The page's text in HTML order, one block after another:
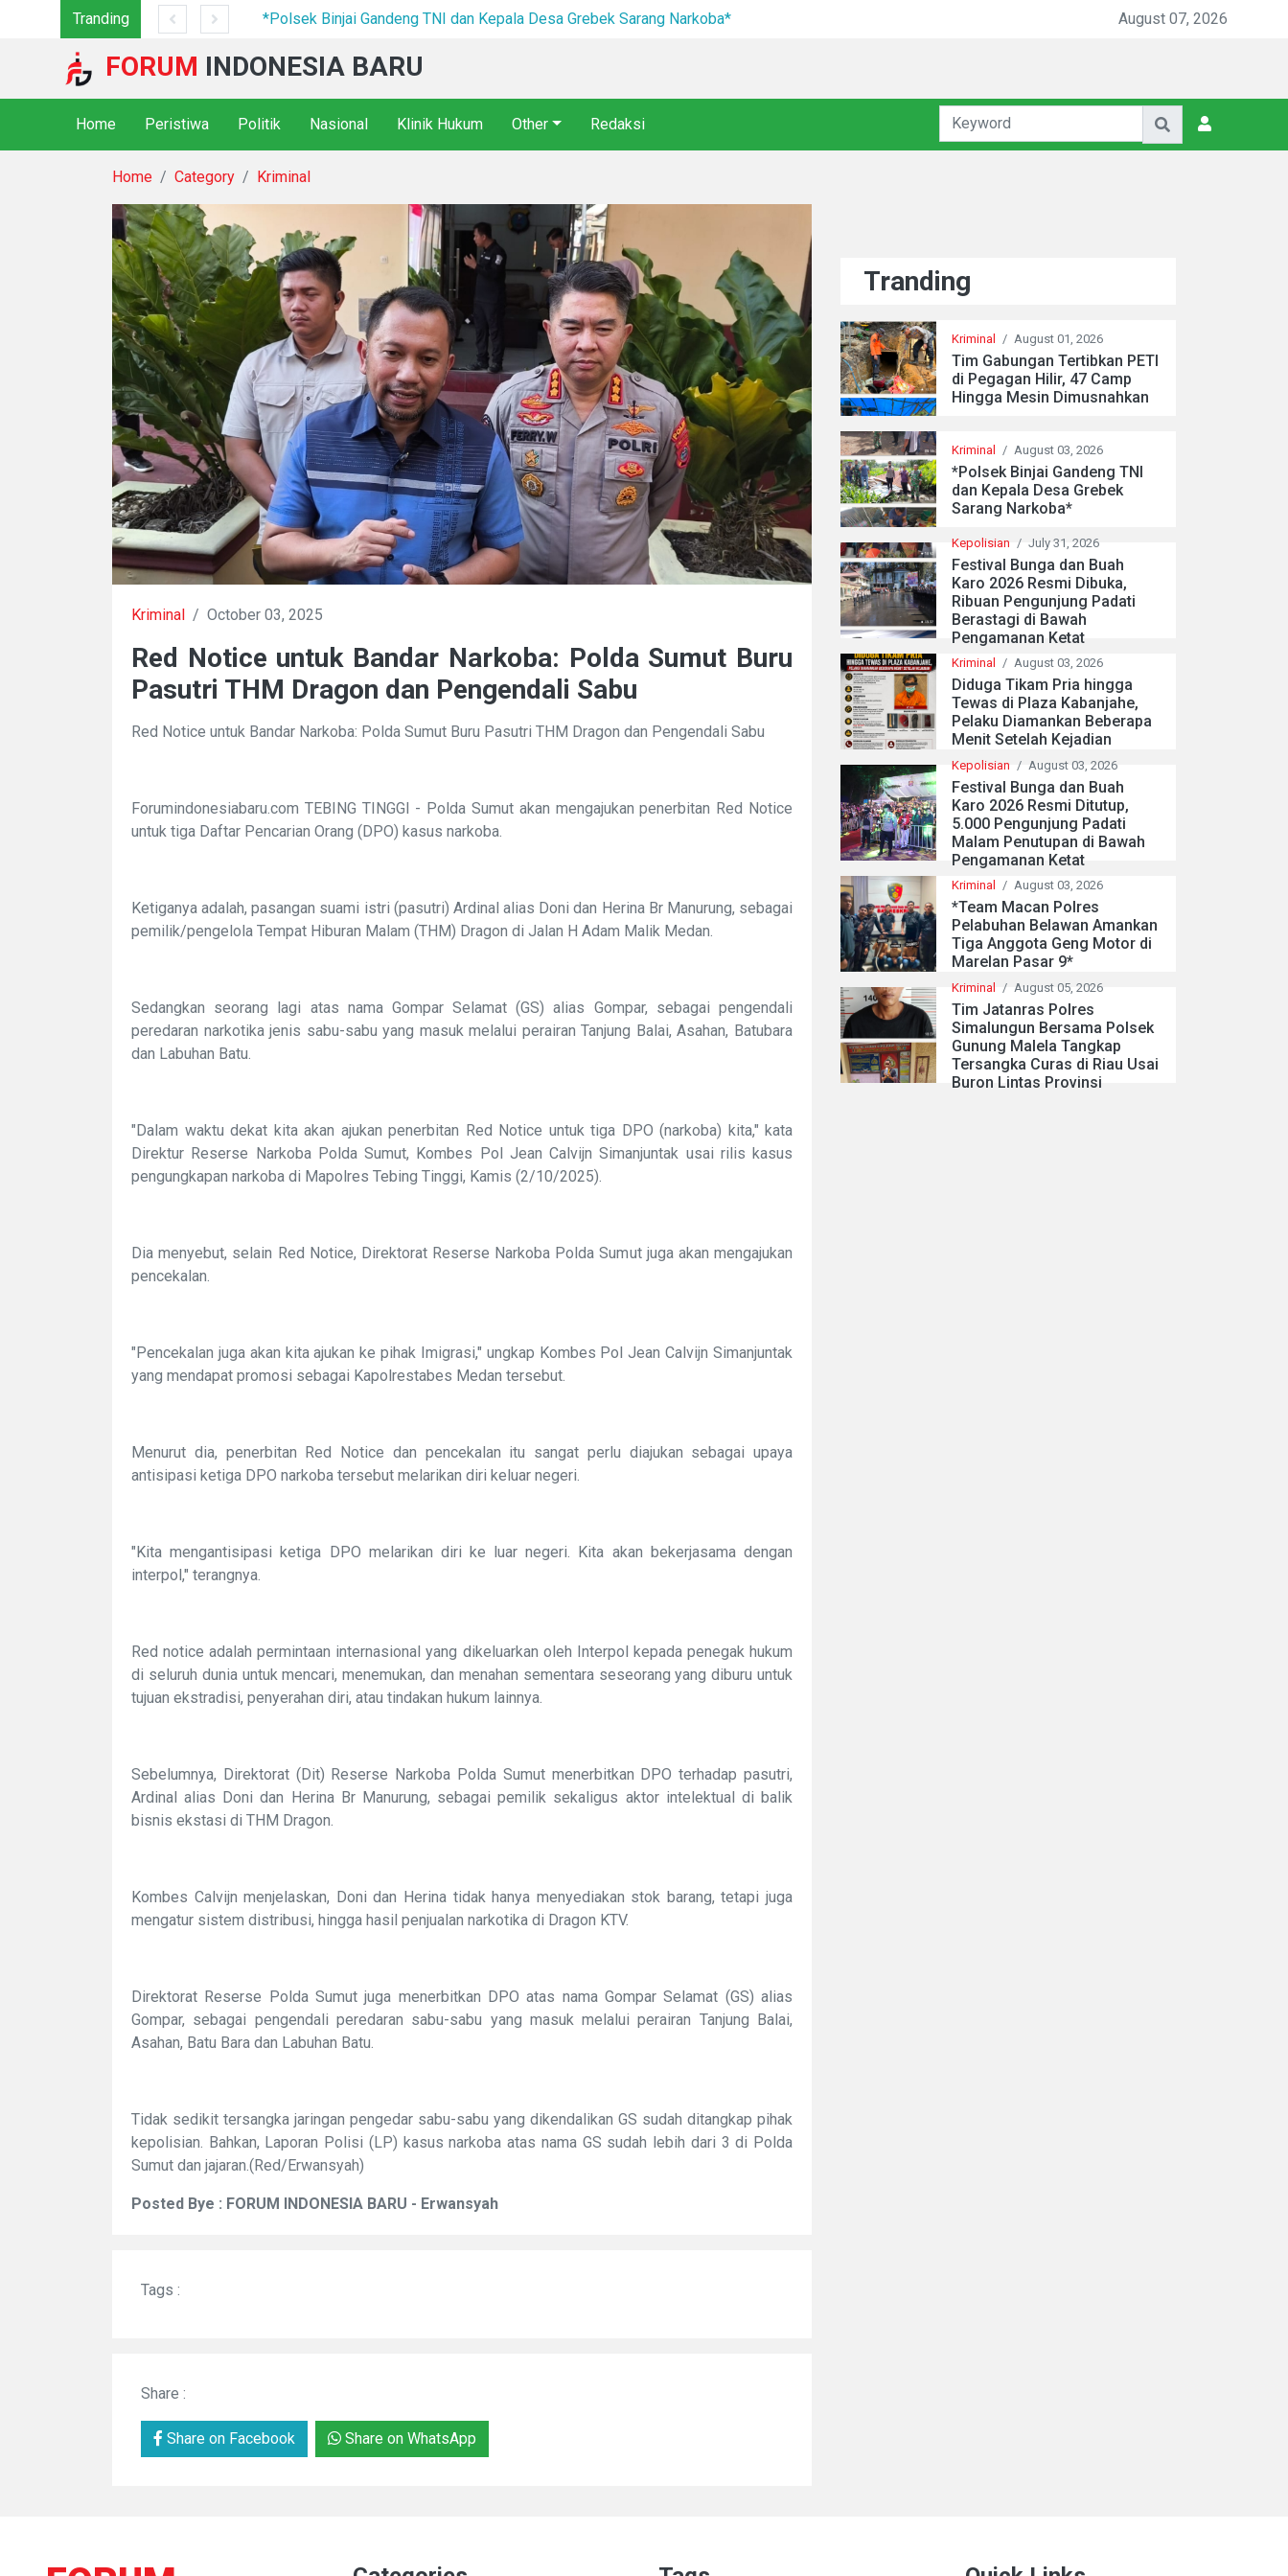
Tranding
Hingga Mesin Dimusnahkan *Polsek Binjai Gandeng TNI dan Kepala Desa Grebek Sarang Narkoba* August 07, 2026
FORUM INDONESIA BARU
Home Peristiwa Politik Nasional Klinik Hukum Other Redaksi
Home Category Kriminal
Kriminal / October 03, 2025
Red Notice untuk Bandar Narkoba: Polda Sumut Buru
Pasutri THM Dragon dan Pengendali Sabu
Red Notice untuk Bandar Narkoba: Polda Sumut Buru Pasutri THM Dragon dan Pengendali Sabu
Forumindonesiabaru.com TEBING TINGGI - Polda Sumut akan mengajukan penerbitan Red Notice
untuk tiga Daftar Pencarian Orang (DPO) kasus narkoba.
Ketiganya adalah, pasangan suami istri (pasutri) Ardinal alias Doni dan Herina Br Manurung, sebagai
pemilik/pengelola Tempat Hiburan Malam (THM) Dragon di Jalan H Adam Malik Medan.
Sedangkan seorang lagi atas nama Gompar Selamat (GS) alias Gompar, sebagai pengendali
peredaran narkotika jenis sabu-sabu yang masuk melalui perairan Tanjung Balai, Asahan, Batubara
dan Labuhan Batu.
"Dalam waktu dekat kita akan ajukan penerbitan Red Notice untuk tiga DPO (narkoba) kita," kata
Direktur Reserse Narkoba Polda Sumut, Kombes Pol Jean Calvijn Simanjuntak usai rilis kasus
pengungkapan narkoba di Mapolres Tebing Tinggi, Kamis (2/10/2025).
Dia menyebut, selain Red Notice, Direktorat Reserse Narkoba Polda Sumut juga akan mengajukan
pencekalan.
"Pencekalan juga akan kita ajukan ke pihak Imigrasi," ungkap Kombes Pol Jean Calvijn Simanjuntak
yang mendapat promosi sebagai Kapolrestabes Medan tersebut.
Menurut dia, penerbitan Red Notice dan pencekalan itu sangat perlu diajukan sebagai upaya
antisipasi ketiga DPO narkoba tersebut melarikan diri keluar negeri.
"Kita mengantisipasi ketiga DPO melarikan diri ke luar negeri. Kita akan bekerjasama dengan
interpol," terangnya.
Red notice adalah permintaan internasional yang dikeluarkan oleh Interpol kepada penegak hukum
di seluruh dunia untuk mencari, menemukan, dan menahan sementara seseorang yang diburu untuk
tujuan ekstradisi, penyerahan diri, atau tindakan hukum lainnya.
Sebelumnya, Direktorat (Dit) Reserse Narkoba Polda Sumut menerbitkan DPO terhadap pasutri,
Ardinal alias Doni dan Herina Br Manurung, sebagai pemilik sekaligus aktor intelektual di balik
bisnis ekstasi di THM Dragon.
Kombes Calvijn menjelaskan, Doni dan Herina tidak hanya menyediakan stok barang, tetapi juga
mengatur sistem distribusi, hingga hasil penjualan narkotika di Dragon KTV.
Direktorat Reserse Polda Sumut juga menerbitkan DPO atas nama Gompar Selamat (GS) alias
Gompar, sebagai pengendali peredaran sabu-sabu yang masuk melalui perairan Tanjung Balai,
Asahan, Batu Bara dan Labuhan Batu.
Tidak sedikit tersangka jaringan pengedar sabu-sabu yang dikendalikan GS sudah ditangkap pihak
kepolisian. Bahkan, Laporan Polisi (LP) kasus narkoba atas nama GS sudah lebih dari 3 di Polda
Sumut dan jajaran.(Red/Erwansyah)
Posted Bye : FORUM INDONESIA BARU - Erwansyah
Tags :
Share :
Share on Facebook Share on WhatsApp
Tranding
Kriminal / August 01, 2026
Tim Gabungan Tertibkan PETI
di Pegagan Hilir, 47 Camp
Hingga Mesin Dimusnahkan
Kriminal / August 03, 2026
*Polsek Binjai Gandeng TNI
dan Kepala Desa Grebek
Sarang Narkoba*
Kepolisian / July 31, 2026
Festival Bunga dan Buah
Karo 2026 Resmi Dibuka,
Ribuan Pengunjung Padati
Berastagi di Bawah
Pengamanan Ketat
Kriminal / August 03, 2026
Diduga Tikam Pria hingga
Tewas di Plaza Kabanjahe,
Pelaku Diamankan Beberapa
Menit Setelah Kejadian
Kepolisian / August 03, 2026
Festival Bunga dan Buah
Karo 2026 Resmi Ditutup,
5.000 Pengunjung Padati
Malam Penutupan di Bawah
Pengamanan Ketat
Kriminal / August 03, 2026
*Team Macan Polres
Pelabuhan Belawan Amankan
Tiga Anggota Geng Motor di
Marelan Pasar 9*
Kriminal / August 05, 2026
Tim Jatanras Polres
Simalungun Bersama Polsek
Gunung Malela Tangkap
Tersangka Curas di Riau Usai
Buron Lintas Provinsi